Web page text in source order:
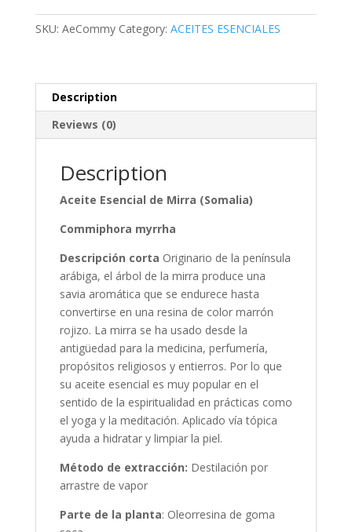
SKU: AeCommy Category: ACEITES ESENCIALES
Description
Reviews (0)
Description
Aceite Esencial de Mirra (Somalia)
Commiphora myrrha
Descripción corta Originario de la península
arábiga, el árbol de la mirra produce una
savia aromática que se endurece hasta
convertirse en una resina de color marrón
rojizo. La mirra se ha usado desde la
antigüedad para la medicina, perfumería,
propósitos religiosos y entierros. Por lo que
su aceite esencial es muy popular en el
sentido de la espiritualidad en prácticas como
el yoga y la meditación. Aplicado vía tópica
ayuda a hidratar y limpiar la piel.
Método de extracción: Destilación por
arrastre de vapor
Parte de la planta: Oleorresina de goma